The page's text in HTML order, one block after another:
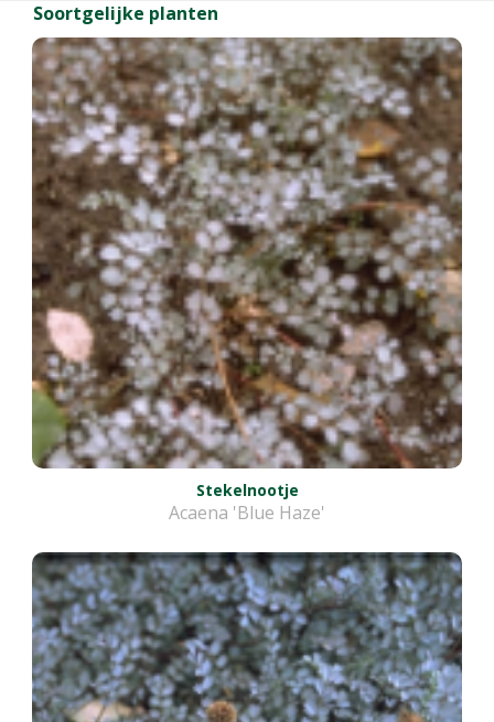
Soortgelijke planten
Stekelnootje
Acaena 'Blue Haze'